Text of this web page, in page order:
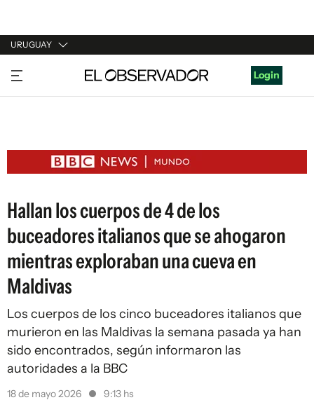
URUGUAY
URUGUAY
ARGENTINA
ESTADOS UNIDOS
Login
Hallan los cuerpos de 4 de los
buceadores italianos que se ahogaron
mientras exploraban una cueva en
Maldivas
Los cuerpos de los cinco buceadores italianos que
murieron en las Maldivas la semana pasada ya han
sido encontrados, según informaron las
autoridades a la BBC
18 de mayo 2026 9:13 hs